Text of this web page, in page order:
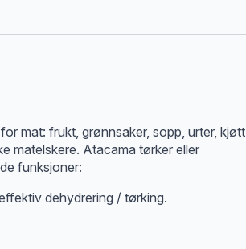
mat: frukt, grønnsaker, sopp, urter, kjøtt,
matelskere. Atacama tørker eller
funksjoner:
dehydrering / tørking.